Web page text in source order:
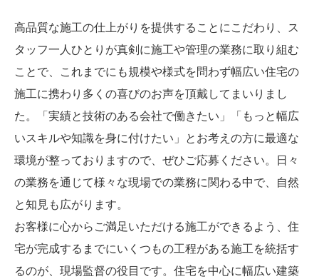
高品質な施工の仕上がりを提供することにこだわり、ス
タッフ一人ひとりが真剣に施工や管理の業務に取り組む
ことで、これまでにも規模や様式を問わず幅広い住宅の
施工に携わり多くの喜びのお声を頂戴してまいりまし
た。「実績と技術のある会社で働きたい」「もっと幅広
いスキルや知識を身に付けたい」とお考えの方に最適な
環境が整っておりますので、ぜひご応募ください。日々
の業務を通じて様々な現場での業務に関わる中で、自然
と知見も広がります。
お客様に心からご満足いただける施工ができるよう、住
宅が完成するまでにいくつもの工程がある施工を統括す
るのが、現場監督の役目です。住宅を中心に幅広い建築